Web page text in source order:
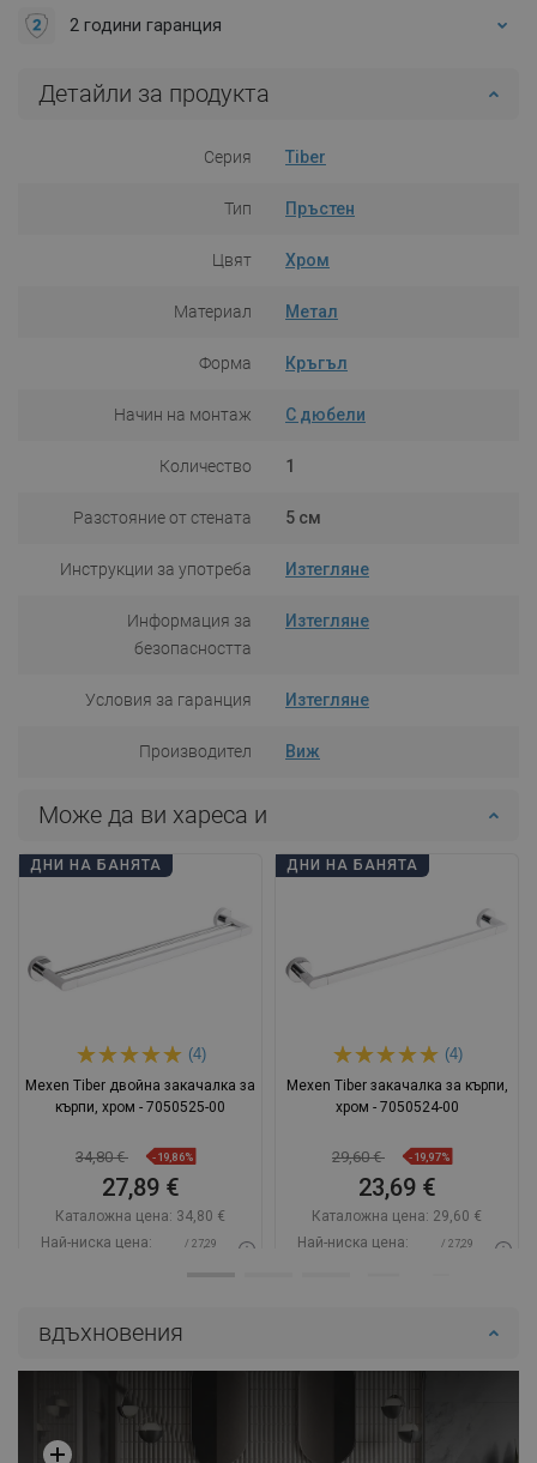
2 години гаранция
Детайли за продукта
Серия Tiber
Тип Пръстен
Цвят Хром
Материал Метал
Форма Кръгъл
Начин на монтаж С дюбели
Количество 1
Разстояние от стената 5 см
Инструкции за употреба Изтегляне
Информация за
безопасността
Изтегляне
Условия за гаранция Изтегляне
Производител Виж
Може да ви хареса и
ДНИ НА БАНЯТА
(4)
Mexen Tiber двойна закачалка за
кърпи, хром - 7050525-00
34,80 € -19,86%
27,89 €
Каталожна цена: 34,80 €
Най-ниска цена:
/ 27,29
Добави в количката
favorite_border Любима
Сравнете
ДНИ НА БАНЯТА
(4)
Mexen Tiber закачалка за кърпи,
хром - 7050524-00
29,60 € -19,97%
23,69 €
Каталожна цена: 29,60 €
Най-ниска цена:
/ 27,29
Добави в количката
favorite_border Любима
Сравнете
вдъхновения